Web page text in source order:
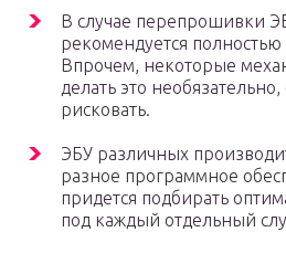
В случае перепрошивки
рекомендуется
Впрочем, некоторые
делать это
рисковать.
ЭБУ различных
разное программное
придется подбирать
под каждый отдельный